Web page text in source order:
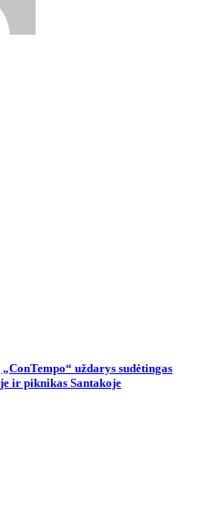
uždarys sudėtingas
ir piknikas Santakoje